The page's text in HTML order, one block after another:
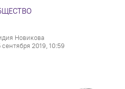
Новикова
сентября 2019, 10:59